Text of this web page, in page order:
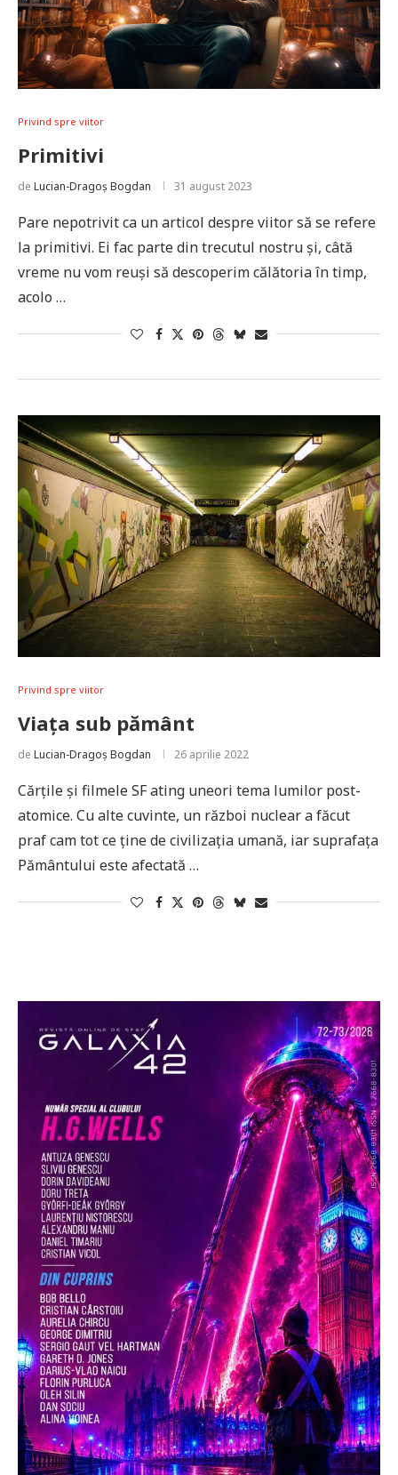
Privind spre viitor
Primitivi
de Lucian-Dragoș Bogdan 31 august 2023
Pare nepotrivit ca un articol despre viitor să se refere
la primitivi. Ei fac parte din trecutul nostru și, câtă
vreme nu vom reuși să descoperim călătoria în timp,
acolo …
Privind spre viitor
Viața sub pământ
de Lucian-Dragoș Bogdan 26 aprilie 2022
Cărțile și filmele SF ating uneori tema lumilor post-
atomice. Cu alte cuvinte, un război nuclear a făcut
praf cam tot ce ține de civilizația umană, iar suprafața
Pământului este afectată …